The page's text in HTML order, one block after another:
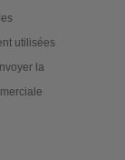
utilisées
la